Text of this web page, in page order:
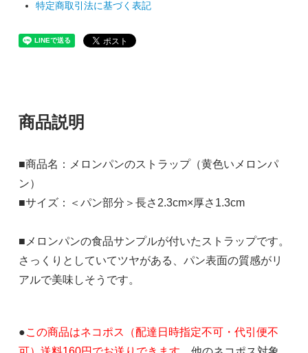
特定商取引法に基づく表記
商品説明
■商品名：メロンパンのストラップ（黄色いメロンパ
ン）
■サイズ：＜パン部分＞長さ2.3cm×厚さ1.3cm
■メロンパンの食品サンプルが付いたストラップです。
さっくりとしていてツヤがある、パン表面の質感がリ
アルで美味しそうです。
●この商品はネコポス（配達日時指定不可・代引便不